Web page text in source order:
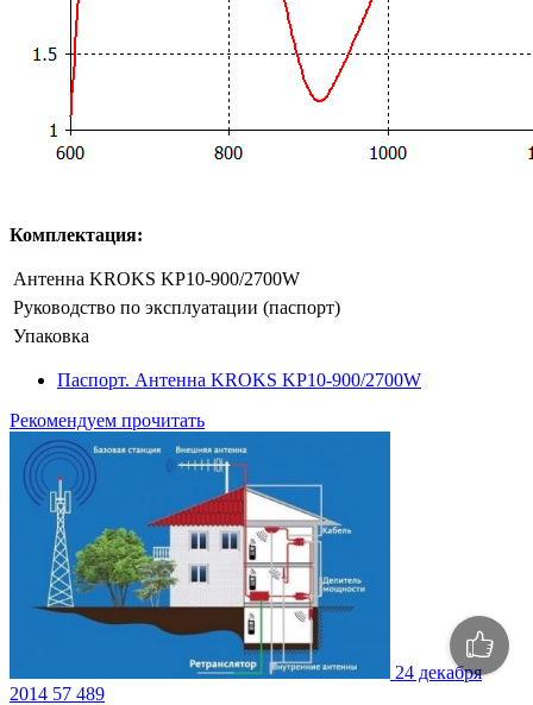
Комплектация:
Антенна KROKS KP10-900/2700W
Руководство по эксплуатации (паспорт)
Упаковка
Паспорт. Антенна KROKS KP10-900/2700W
Рекомендуем прочитать
24 декабря
2014 57 489